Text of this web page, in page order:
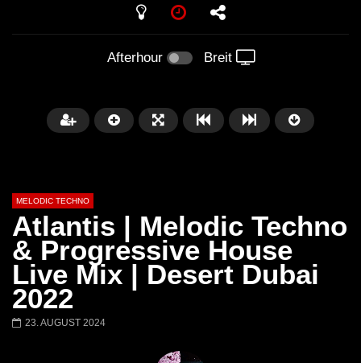
Afterhour Breit
Später
03:30:29
Worakls – Stephan Bodzin – Ben
Böhmer – Colyn – Sainte Vie |
Melodic Techno Classics mix
00:55:33
MELODIC TECHNO
Atlantis | Melodic Techno
& Progressive House
Live Mix | Desert Dubai
2022
23. AUGUST 2024